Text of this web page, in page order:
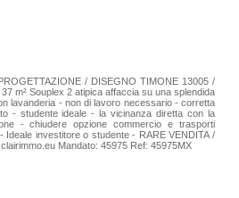
/ DISEGNO TIMONE 13005 /
m² Souplex 2 atipica affaccia su una splendida
lavanderia - non di lavoro necessario - corretta
- studente ideale - la vicinanza diretta con la
- chiudere opzione commercio e trasporti
investitore o studente - RARE VENDITA /
Mandato: 45975 Ref: 45975MX